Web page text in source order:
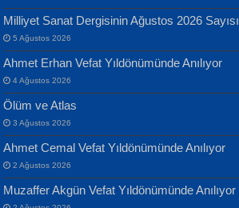
ATİLLA ÖZEN
Sultan Olmadan Önce Eyüp...
Banu Sancak
Defterimden İçeri...
Milliyet Sanat Dergisinin Ağustos 2026 Sayısı
5 Ağustos 2026
Ahmet Erhan Vefat Yıldönümünde Anılıyor
4 Ağustos 2026
Ölüm ve Atlas
3 Ağustos 2026
Ahmet Cemal Vefat Yıldönümünde Anılıyor
2 Ağustos 2026
Muzaffer Akgün Vefat Yıldönümünde Anılıyor